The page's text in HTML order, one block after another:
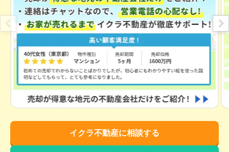
イクラ不動産に相談する